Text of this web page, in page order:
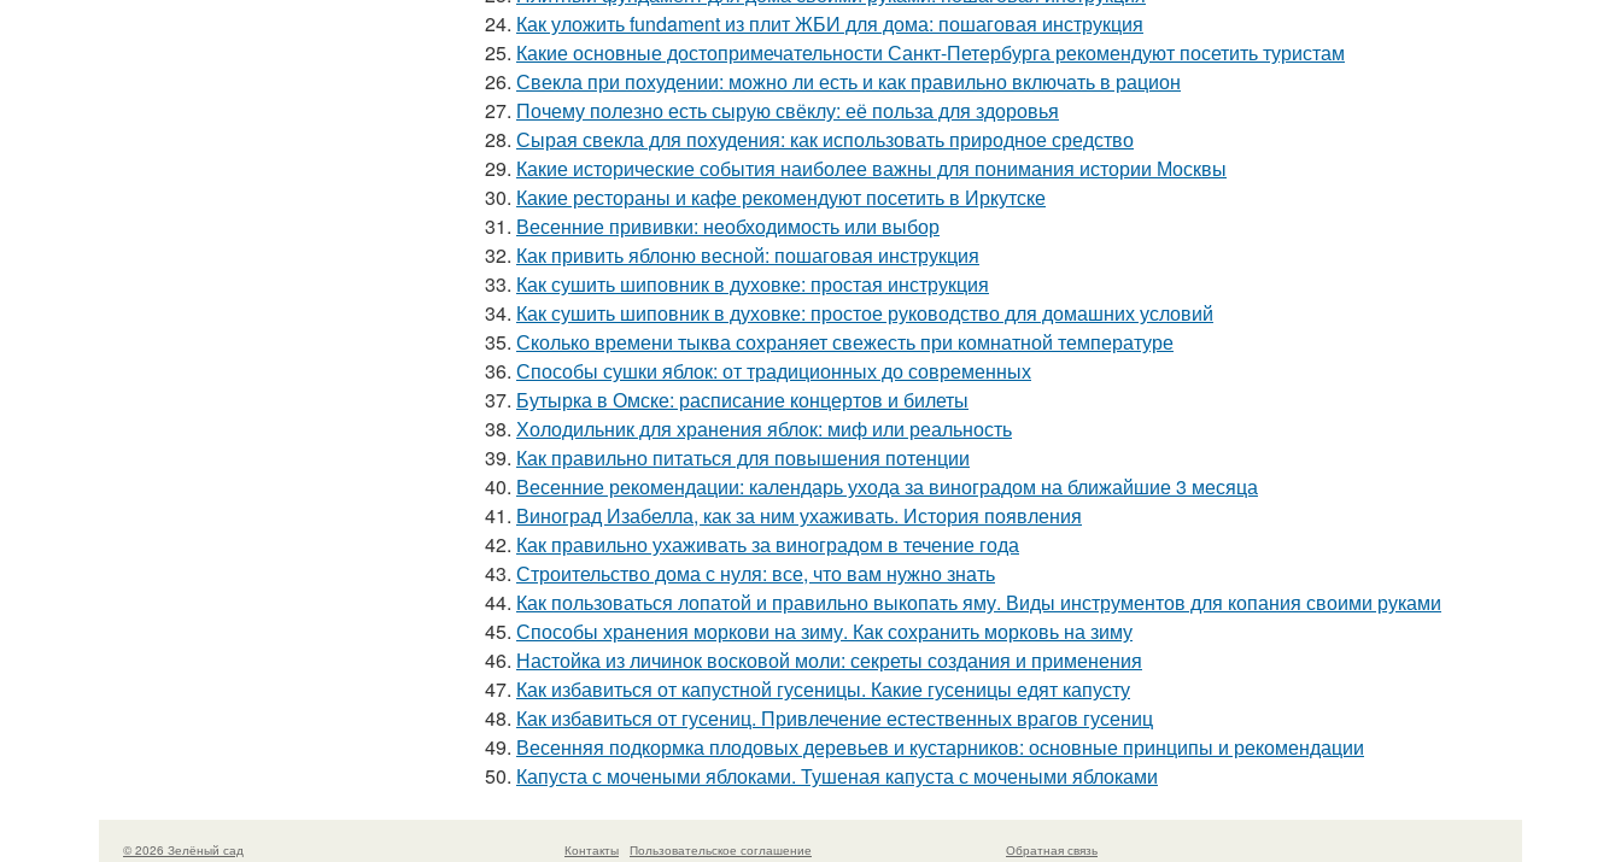
24. Как уложить fundament из плит ЖБИ для дома: пошаговая инструкция
25. Какие основные достопримечательности Санкт-Петербурга рекомендуют посетить туристам
26. Свекла при похудении: можно ли есть и как правильно включать в рацион
27. Почему полезно есть сырую свёклу: её польза для здоровья
28. Сырая свекла для похудения: как использовать природное средство
29. Какие исторические события наиболее важны для понимания истории Москвы
30. Какие рестораны и кафе рекомендуют посетить в Иркутске
31. Весенние прививки: необходимость или выбор
32. Как привить яблоню весной: пошаговая инструкция
33. Как сушить шиповник в духовке: простая инструкция
34. Как сушить шиповник в духовке: простое руководство для домашних условий
35. Сколько времени тыква сохраняет свежесть при комнатной температуре
36. Способы сушки яблок: от традиционных до современных
37. Бутырка в Омске: расписание концертов и билеты
38. Холодильник для хранения яблок: миф или реальность
39. Как правильно питаться для повышения потенции
40. Весенние рекомендации: календарь ухода за виноградом на ближайшие 3 месяца
41. Виноград Изабелла, как за ним ухаживать. История появления
42. Как правильно ухаживать за виноградом в течение года
43. Строительство дома с нуля: все, что вам нужно знать
44. Как пользоваться лопатой и правильно выкопать яму. Виды инструментов для копания своими руками
45. Способы хранения моркови на зиму. Как сохранить морковь на зиму
46. Настойка из личинок восковой моли: секреты создания и применения
47. Как избавиться от капустной гусеницы. Какие гусеницы едят капусту
48. Как избавиться от гусениц. Привлечение естественных врагов гусениц
49. Весенняя подкормка плодовых деревьев и кустарников: основные принципы и рекомендации
50. Капуста с мочеными яблоками. Тушеная капуста с мочеными яблоками
© 2026 Зелёный сад Контакты Пользовательское соглашение Обратная связь